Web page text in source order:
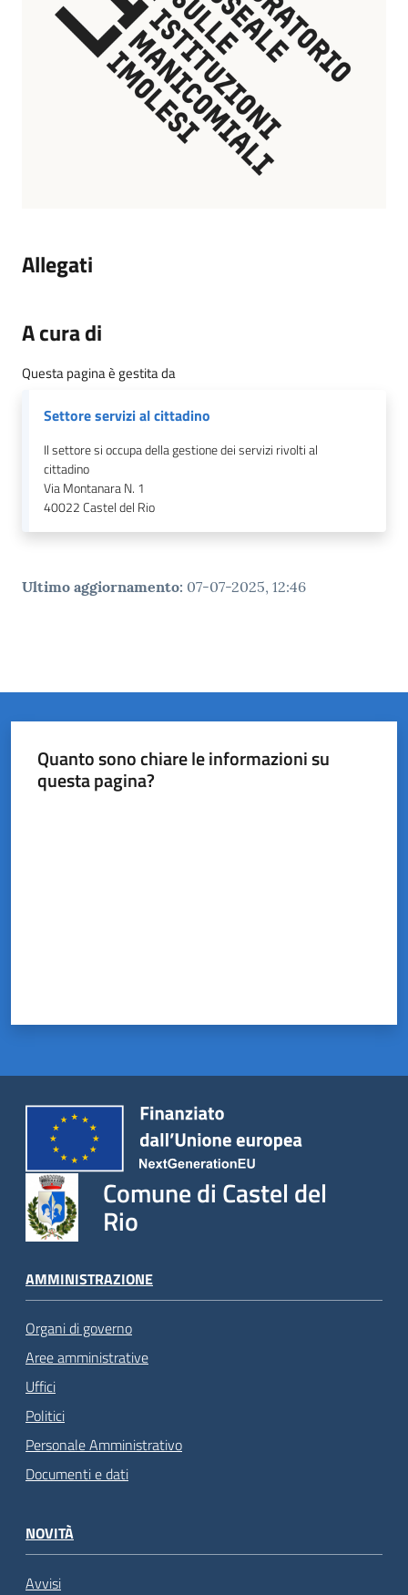
Allegati
A cura di
Questa pagina è gestita da
Settore servizi al cittadino
Il settore si occupa della gestione dei servizi rivolti al
cittadino
Via Montanara N. 1
40022Castel del Rio
Ultimo aggiornamento: 07-07-2025, 12:46
Quanto sono chiare le informazioni su
questa pagina?
Comune di Castel del
Rio
AMMINISTRAZIONE
Organi di governo
Aree amministrative
Uffici
Politici
Personale Amministrativo
Documenti e dati
NOVITÀ
Avvisi